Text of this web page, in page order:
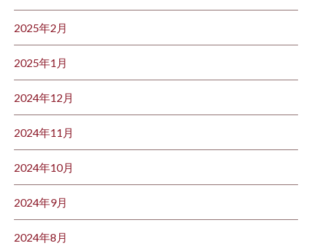
2025年2月
2025年1月
2024年12月
2024年11月
2024年10月
2024年9月
2024年8月